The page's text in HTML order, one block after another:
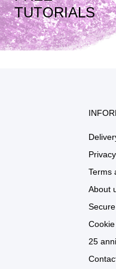
TUTORIALS
Terms
About
25